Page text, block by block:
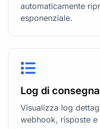
automaticamente
esponenziale.
Log di consegna
Visualizza log
webhook, risposte